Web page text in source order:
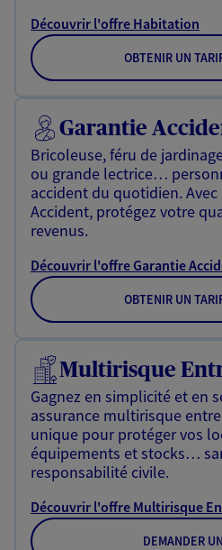
Découvrir l'offre Habitation
OBTENIR UN
Garantie
Bricoleuse, féru de
ou grande lectrice…
accident du quotidien.
Accident, protégez votre
revenus.
Découvrir l'offre Garantie
OBTENIR UN
Multirisque
Gagnez en simplicité et en
assurance multirisque
unique pour protéger vos
équipements et stocks…
responsabilité civile.
Découvrir l'offre Multirisque
DEMANDER